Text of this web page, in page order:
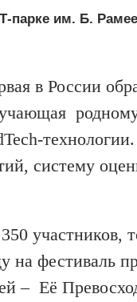
парке им. Б.
в России
систему
участников,
на фестиваль
– Её